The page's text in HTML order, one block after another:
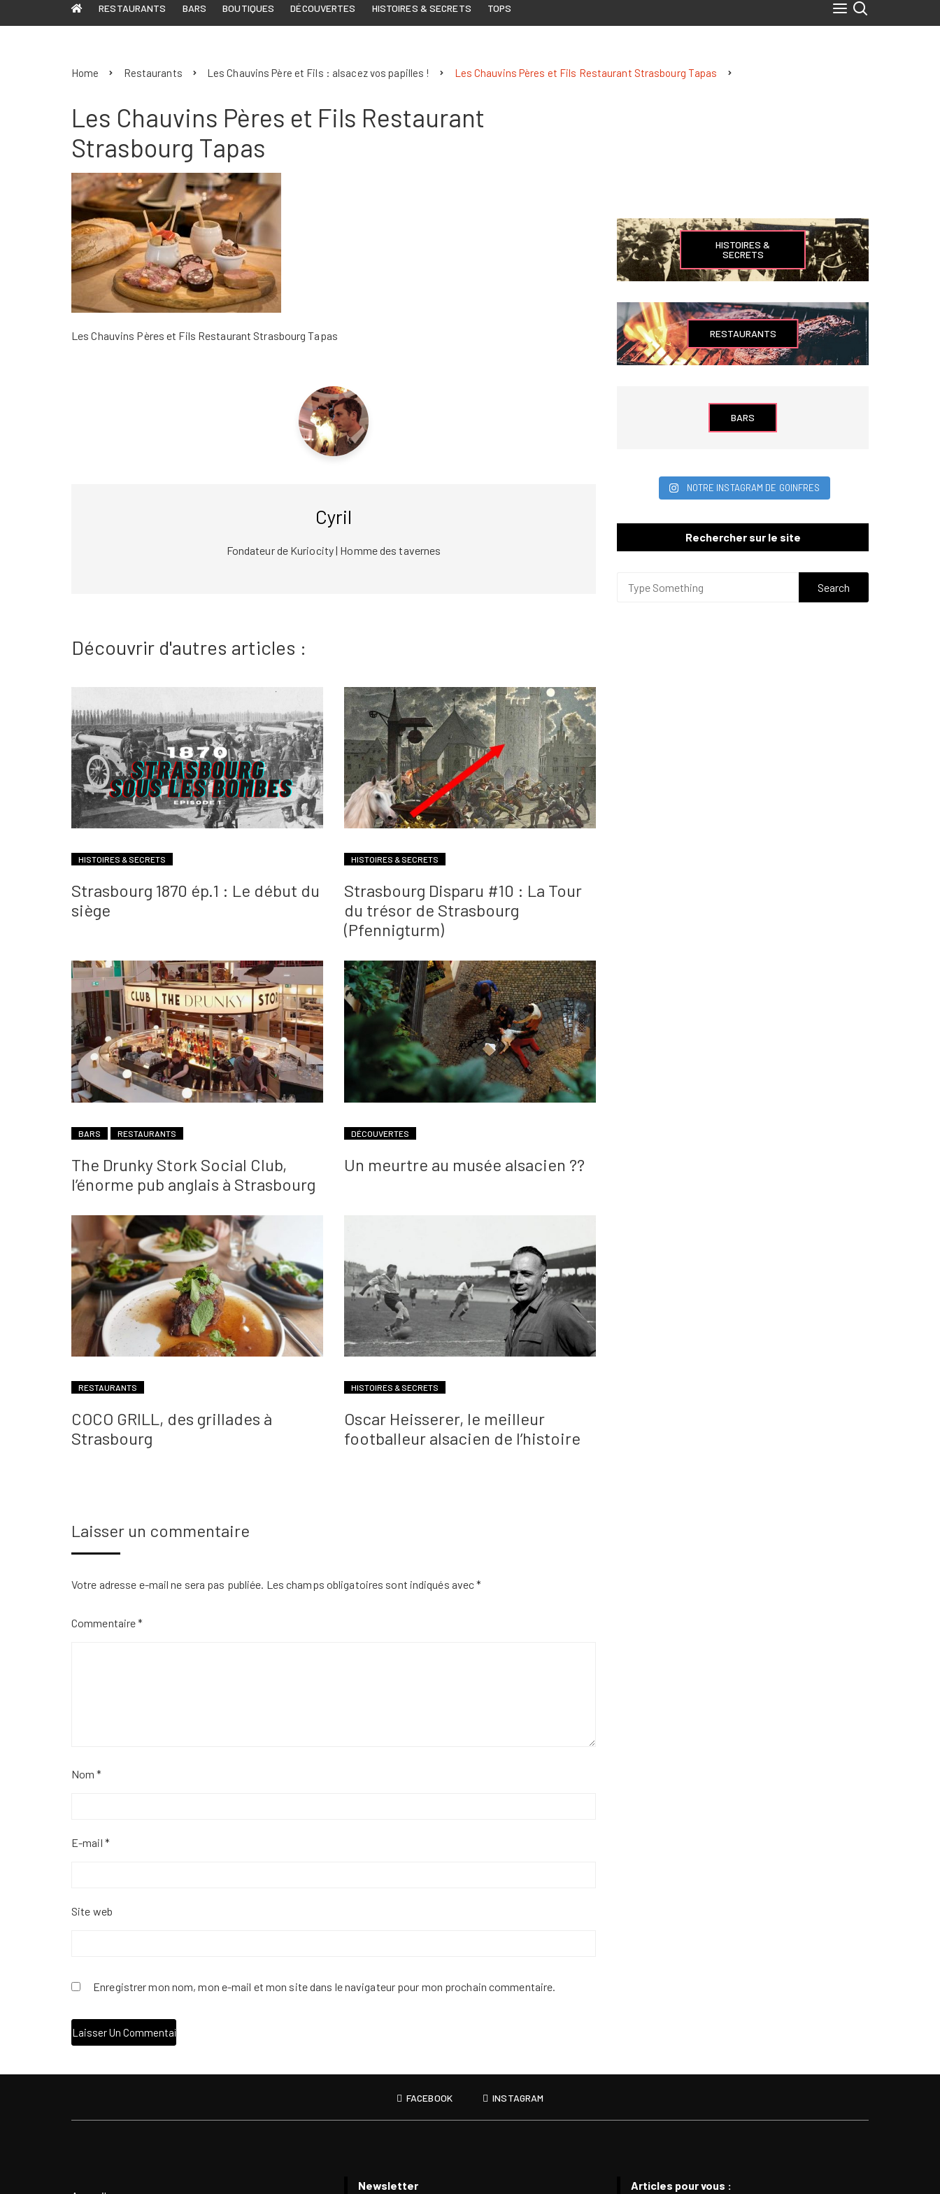
RESTAURANTS BARS BOUTIQUES DÉCOUVERTES HISTOIRES & SECRETS TOPS
Home Restaurants Les Chauvins Père et Fils : alsacez vos papilles ! Les Chauvins Pères et Fils Restaurant Strasbourg Tapas
Les Chauvins Pères et Fils Restaurant
Strasbourg Tapas
Les Chauvins Pères et Fils Restaurant Strasbourg Tapas
Cyril
Fondateur de Kuriocity | Homme des tavernes
Découvrir d'autres articles :
HISTOIRES & SECRETS
Strasbourg 1870 ép.1 : Le début du
siège
HISTOIRES & SECRETS
Strasbourg Disparu #10 : La Tour
du trésor de Strasbourg
(Pfennigturm)
BARS RESTAURANTS
The Drunky Stork Social Club,
l’énorme pub anglais à Strasbourg
DÉCOUVERTES
Un meurtre au musée alsacien ??
RESTAURANTS
COCO GRILL, des grillades à
Strasbourg
HISTOIRES & SECRETS
Oscar Heisserer, le meilleur
footballeur alsacien de l’histoire
Laisser un commentaire
Votre adresse e-mail ne sera pas publiée. Les champs obligatoires sont indiqués avec*
Commentaire*
Nom*
E-mail *
Site web
Enregistrer mon nom, mon e-mail et mon site dans le navigateur pour mon prochain commentaire.
HISTOIRES &
SECRETS
RESTAURANTS
BARS
NOTRE INSTAGRAM DE GOINFRES
Rechercher sur le site
FACEBOOK INSTAGRAM
Newsletter Articles pour vous :